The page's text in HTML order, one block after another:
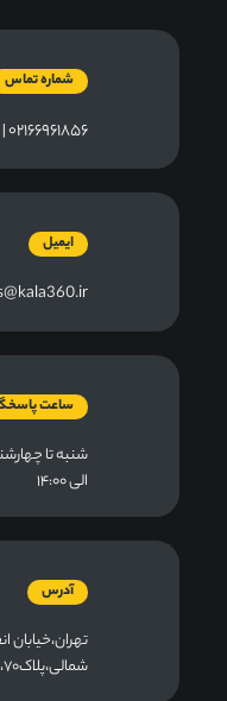
شماره تماس
۰۲۱۶۶۹۶۱۸۵۶ | ۰۲۱۶۶۴۶۱۷۸۸
ایمیل
ساعت
الی ۱۴:۰۰
آدرس
تهران،خیابان
شمالی،پلاک۷۰،ساختمان۴۰،بلوک۱،واحد ۴۴